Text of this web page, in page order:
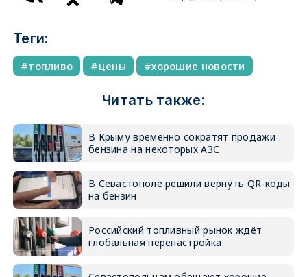
Теги:
топливо цены хорошие новости
Читать также:
В Крыму временно сократят продажи
бензина на некоторых АЗС
В Севастополе решили вернуть QR-коды
на бензин
Российский топливный рынок ждёт
глобальная перенастройка